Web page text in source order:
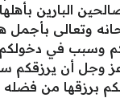
البارين
وتعالى بأجمل
وسبب في دخولكم
وجل أن يرزقكم
برزقها من فضله